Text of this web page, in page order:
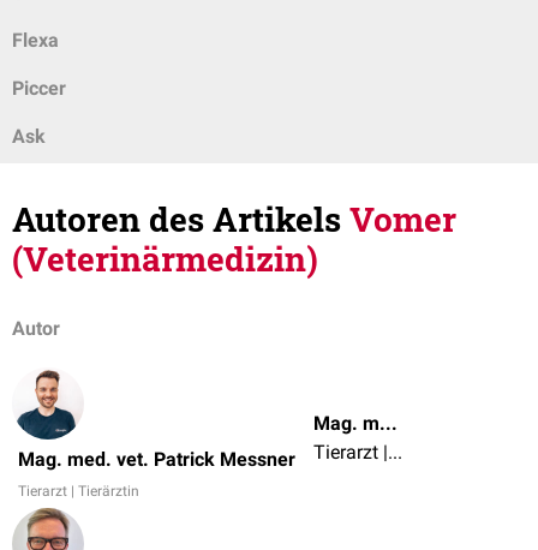
Flexa
Piccer
Ask
Autoren des ArtikelsVomer
(Veterinärmedizin)
Autor
Mag. med. vet. Patrick Messner
Tierarzt | Tierärztin
Mag. med. vet. Patrick Messner
Tierarzt | Tierärztin